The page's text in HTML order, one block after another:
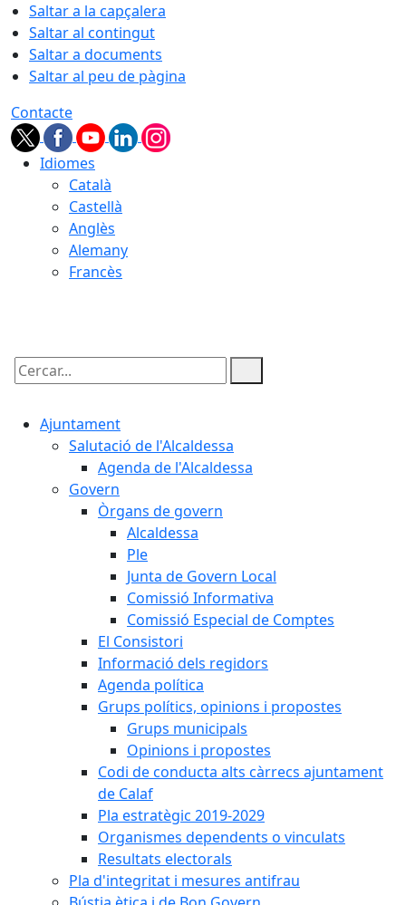
Saltar a la capçalera
Saltar al contingut
Saltar a documents
Saltar al peu de pàgina
Contacte
Idiomes
Català
Castellà
Anglès
Alemany
Francès
Cercar:
Ajuntament
Salutació de l'Alcaldessa
Agenda de l'Alcaldessa
Govern
Òrgans de govern
Alcaldessa
Ple
Junta de Govern Local
Comissió Informativa
Comissió Especial de Comptes
El Consistori
Informació dels regidors
Agenda política
Grups polítics, opinions i propostes
Grups municipals
Opinions i propostes
Codi de conducta alts càrrecs ajuntament
de Calaf
Pla estratègic 2019-2029
Organismes dependents o vinculats
Resultats electorals
Pla d'integritat i mesures antifrau